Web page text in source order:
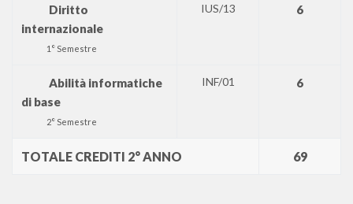
Diritto
internazionale
1° Semestre
IUS/13 6
Abilità informatiche
di base
2° Semestre
INF/01 6
TOTALE CREDITI 2° ANNO 69